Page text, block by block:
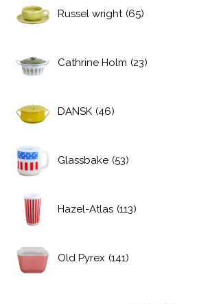
Russel wright (65)
Cathrine Holm (23)
DANSK (46)
Glassbake (53)
Hazel-Atlas (113)
Old Pyrex (141)